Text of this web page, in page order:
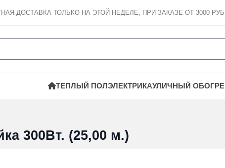
ДОСТАВКА ТОЛЬКО НА ЭТОЙ НЕДЕЛЕ, ПРИ ЗАКАЗЕ ОТ 3000 РУБ.
ТЕПЛЫЙ ПОЛЭЛЕКТРИКАУЛИЧНЫЙ
300Вт. (25,00 м.)